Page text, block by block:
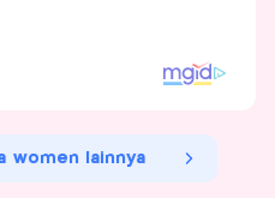
women lainnya